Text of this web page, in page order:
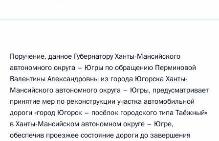
Поручение, данное Губернатору Ханты-Мансийского
автономного округа – Югры по обращению Перминовой
Валентины Александровны из города Югорска Ханты-
Мансийского автономного округа – Югры, предусматривает
принятие мер по реконструкции участка автомобильной
дороги «город Югорск – посёлок городского типа Таёжный»
в Ханты-Мансийском автономном округе – Югре,
обеспечив проезжее состояние дороги до завершения